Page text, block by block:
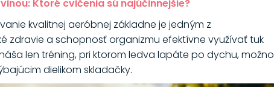
Ktoré cvičenia sú najúčinnejšie?
kvalitnej aeróbnej základne je jedným z
zdravie a schopnosť organizmu efektívne využívať tuk
len tréning, pri ktorom ledva lapáte po dychu, možno
dielikom skladačky.